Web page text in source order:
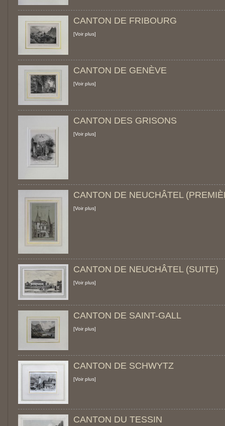
CANTON DE FRIBOURG
[Voir plus]
CANTON DE GENÈVE
[Voir plus]
CANTON DES GRISONS
[Voir plus]
CANTON DE NEUCHÂTEL
[Voir plus]
CANTON DE NEUCHÂTEL (SUITE)
[Voir plus]
CANTON DE SAINT-GALL
[Voir plus]
CANTON DE SCHWYTZ
[Voir plus]
CANTON DU TESSIN